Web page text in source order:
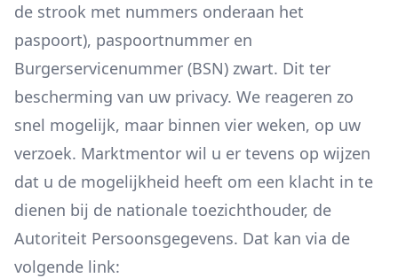
de strook met nummers onderaan het
paspoort), paspoortnummer en
Burgerservicenummer (BSN) zwart. Dit ter
bescherming van uw privacy. We reageren zo
snel mogelijk, maar binnen vier weken, op uw
verzoek. Marktmentor wil u er tevens op wijzen
dat u de mogelijkheid heeft om een klacht in te
dienen bij de nationale toezichthouder, de
Autoriteit Persoonsgegevens. Dat kan via de
volgende link: